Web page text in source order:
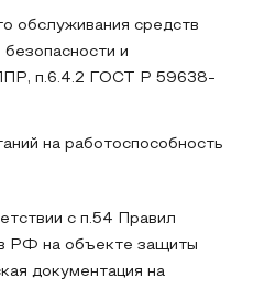
обслуживания средств
и
п.6.4.2 ГОСТ Р 59638-
на работоспособность
с п.54 Правил
РФ на объекте защиты
документация на